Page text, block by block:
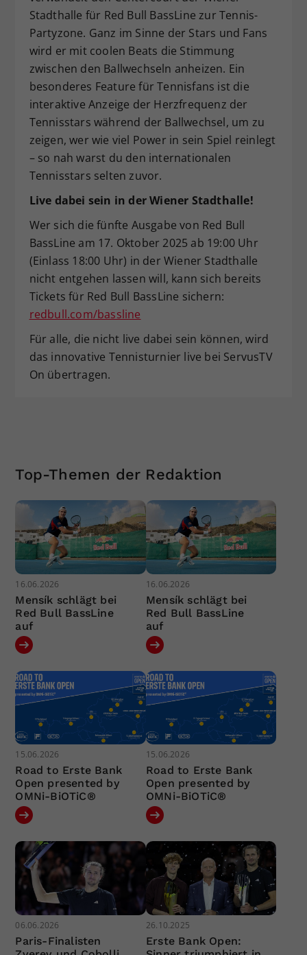
Stadthalle für Red Bull BassLine zur Tennis-
Partyzone. Ganz im Sinne der Stars und Fans
wird er mit coolen Beats die Stimmung
zwischen den Ballwechseln anheizen. Ein
besonderes Feature für Tennisfans ist die
interaktive Anzeige der Herzfrequenz der
Tennisstars während der Ballwechsel, um zu
zeigen, wer wie viel Power in sein Spiel reinlegt
– so nah warst du den internationalen
Tennisstars selten zuvor.
Live dabei sein in der Wiener Stadthalle!
Wer sich die fünfte Ausgabe von Red Bull
BassLine am 17. Oktober 2025 ab 19:00 Uhr
(Einlass 18:00 Uhr) in der Wiener Stadthalle
nicht entgehen lassen will, kann sich bereits
Tickets für Red Bull BassLine sichern:
redbull.com/bassline
Für alle, die nicht live dabei sein können, wird
das innovative Tennisturnier live bei ServusTV
On übertragen.
Top-Themen der Redaktion
16.06.2026
Mensík schlägt bei
Red Bull BassLine
auf
16.06.2026
Mensík schlägt bei
Red Bull BassLine
auf
15.06.2026
Road to Erste Bank
Open presented by
OMNi-BiOTiC®
15.06.2026
Road to Erste Bank
Open presented by
OMNi-BiOTiC®
06.06.2026
Paris-Finalisten
26.10.2025
Erste Bank Open: